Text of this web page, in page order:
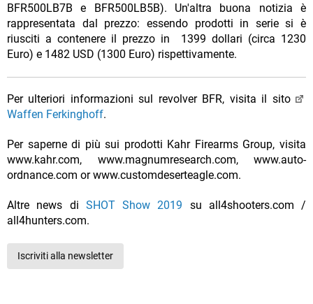
BFR500LB7B e BFR500LB5B). Un'altra buona notizia è
rappresentata dal prezzo: essendo prodotti in serie si è
riusciti a contenere il prezzo in 1399 dollari (circa 1230
Euro) e 1482 USD (1300 Euro) rispettivamente.
Per ulteriori informazioni sul revolver BFR, visita il sito
Waffen Ferkinghoff.
Per saperne di più sui prodotti Kahr Firearms Group, visita
www.kahr.com, www.magnumresearch.com, www.auto-
ordnance.com or www.customdeserteagle.com.
Altre news di SHOT Show 2019 su all4shooters.com /
all4hunters.com.
Iscriviti alla newsletter